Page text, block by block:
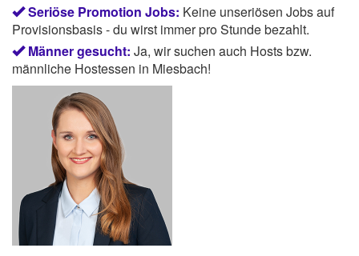
Seriöse Promotion Jobs: Keine unseriösen Jobs auf
Provisionsbasis - du wirst immer pro Stunde bezahlt.
Männer gesucht: Ja, wir suchen auch Hosts bzw.
männliche Hostessen in Miesbach!